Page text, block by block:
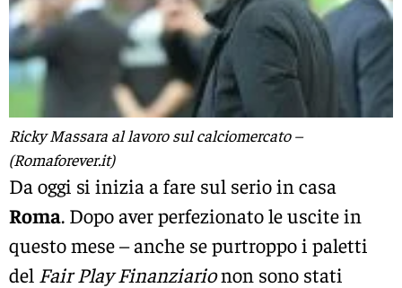
Ricky Massara al lavoro sul calciomercato –
(Romaforever.it)
Da oggi si inizia a fare sul serio in casa
Roma. Dopo aver perfezionato le uscite in
questo mese – anche se purtroppo i paletti
del Fair Play Finanziarionon sono stati